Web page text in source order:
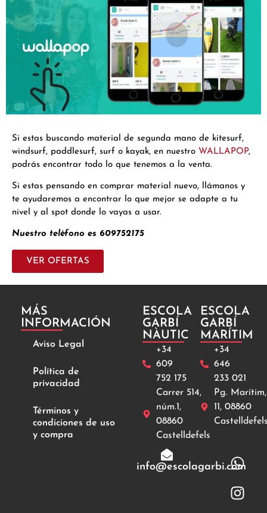
Si estas buscando material de segunda mano de kitesurf,
windsurf, paddlesurf, surf o kayak, en nuestro WALLAPOP,
podrás encontrar todo lo que tenemos a la venta.
Si estas pensando en comprar material nuevo, llámanos y
te ayudaremos a encontrar lo que mejor se adapte a tu
nivel y al spot donde lo vayas a usar.
Nuestro teléfono es 609752175
VER OFERTAS
MÁS
INFORMACIÓN
Aviso Legal
Política de
privacidad
Términos y
condiciones de uso
y compra
ESCOLA
GARBÍ
NÀUTIC
+34
609
752 175
Carrer 514,
núm.1,
08860
Castelldefels
ESCOLA
GARBÍ
MARÍTIM
+34
646
233 021
Pg. Marítim,
11, 08860
info@escolagarbi.com